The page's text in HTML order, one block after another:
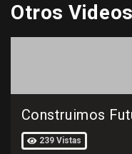
Otros Videos
Construimos
239 Vistas